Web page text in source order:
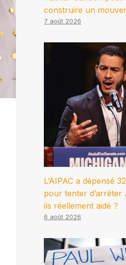
construire un
7 août 2026
L’AIPAC a dépensé
pour tenter d’arrêter
ils réellement aidé ?
6 août 2026